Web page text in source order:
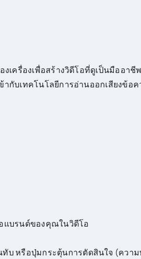
เครื่องเพื่อสร้างวิดีโอที่ดูเป็นมืออาชี
กับเทคโนโลยีการอ่านออกเสียงข้อค
แบรนด์ของคุณในวิดีโอ
บ หรือปุ่มกระตุ้นการตัดสินใจ (ควา